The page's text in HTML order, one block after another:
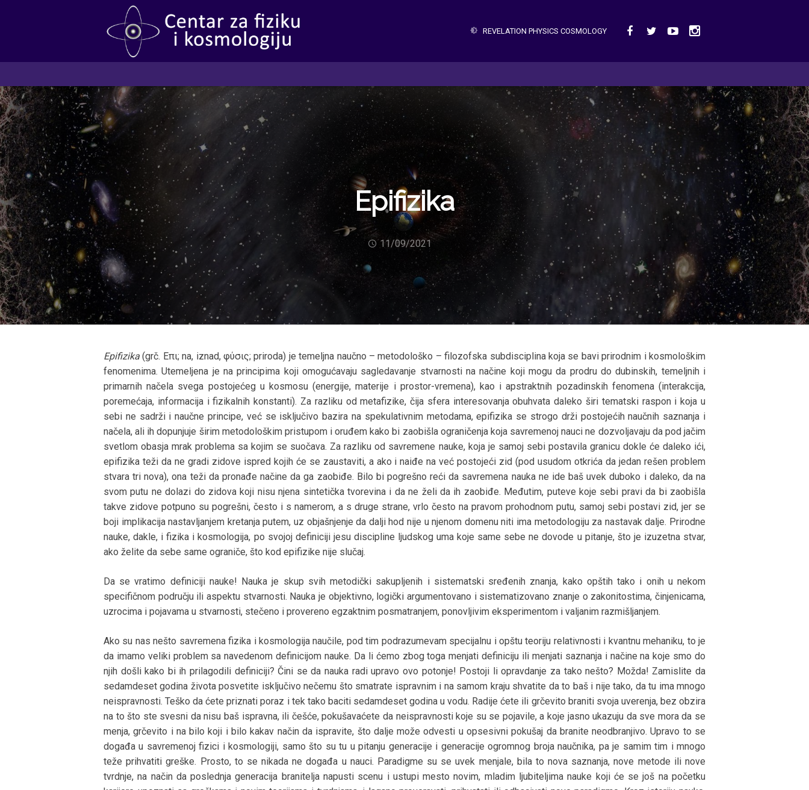
REVELATION PHYSICS COSMOLOGY
Epifizika
11/09/2021
Epifizika (grč. Επι; na, iznad, φύσις; priroda) je temeljna naučno – metodološko – filozofska subdisciplina koja se bavi prirodnim i kosmološkim
fenomenima. Utemeljena je na principima koji omogućavaju sagledavanje stvarnosti na načine koji mogu da prodru do dubinskih, temeljnih i
primarnih načela svega postojećeg u kosmosu (energije, materije i prostor-vremena), kao i apstraktnih pozadinskih fenomena (interakcija,
poremećaja, informacija i fizikalnih konstanti). Za razliku od metafizike, čija sfera interesovanja obuhvata daleko širi tematski raspon i koja u
sebi ne sadrži i naučne principe, već se isključivo bazira na spekulativnim metodama, epifizika se strogo drži postojećih naučnih saznanja i
načela, ali ih dopunjuje širim metodološkim pristupom i oruđem kako bi zaobišla ograničenja koja savremenoj nauci ne dozvoljavaju da pod jačim
svetlom obasja mrak problema sa kojim se suočava. Za razliku od savremene nauke, koja je samoj sebi postavila granicu dokle će daleko ići,
epifizika teži da ne gradi zidove ispred kojih će se zaustaviti, a ako i naiđe na već postojeći zid (pod usudom otkrića da jedan rešen problem
stvara tri nova), ona teži da pronađe načine da ga zaobiđe. Bilo bi pogrešno reći da savremena nauka ne ide baš uvek duboko i daleko, da na
svom putu ne dolazi do zidova koji nisu njena sintetička tvorevina i da ne želi da ih zaobiđe. Međutim, puteve koje sebi pravi da bi zaobišla
takve zidove potpuno su pogrešni, često i s namerom, a s druge strane, vrlo često na pravom prohodnom putu, samoj sebi postavi zid, jer se
boji implikacija nastavljanjem kretanja putem, uz objašnjenje da dalji hod nije u njenom domenu niti ima metodologiju za nastavak dalje. Prirodne
nauke, dakle, i fizika i kosmologija, po svojoj definiciji jesu discipline ljudskog uma koje same sebe ne dovode u pitanje, što je izuzetna stvar,
ako želite da sebe same ograniče, što kod epifizike nije slučaj.
Da se vratimo definiciji nauke! Nauka je skup svih metodički sakupljenih i sistematski sređenih znanja, kako opštih tako i onih u nekom
specifičnom području ili aspektu stvarnosti. Nauka je objektivno, logički argumentovano i sistematizovano znanje o zakonitostima, činjenicama,
uzrocima i pojavama u stvarnosti, stečeno i provereno egzaktnim posmatranjem, ponovljivim eksperimentom i valjanim razmišljanjem.
Ako su nas nešto savremena fizika i kosmologija naučile, pod tim podrazumevam specijalnu i opštu teoriju relativnosti i kvantnu mehaniku, to je
da imamo veliki problem sa navedenom definicijom nauke. Da li ćemo zbog toga menjati definiciju ili menjati saznanja i načine na koje smo do
njih došli kako bi ih prilagodili definiciji? Čini se da nauka radi upravo ovo potonje! Postoji li opravdanje za tako nešto? Možda! Zamislite da
sedamdeset godina života posvetite isključivo nečemu što smatrate ispravnim i na samom kraju shvatite da to baš i nije tako, da tu ima mnogo
neispravnosti. Teško da ćete priznati poraz i tek tako baciti sedamdeset godina u vodu. Radije ćete ili grčevito braniti svoja uverenja, bez obzira
na to što ste svesni da nisu baš ispravna, ili češće, pokušavaćete da neispravnosti koje su se pojavile, a koje jasno ukazuju da sve mora da se
menja, grčevito i na bilo koji i bilo kakav način da ispravite, što dalje može odvesti u opsesivni pokušaj da branite neodbranjivo. Upravo to se
događa u savremenoj fizici i kosmologiji, samo što su tu u pitanju generacije i generacije ogromnog broja naučnika, pa je samim tim i mnogo
teže prihvatiti greške. Prosto, to se nikada ne događa u nauci. Paradigme su se uvek menjale, bila to nova saznanja, nove metode ili nove
tvrdnje, na način da poslednja generacija branitelja napusti scenu i ustupi mesto novim, mladim ljubiteljima nauke koji će se još na početku